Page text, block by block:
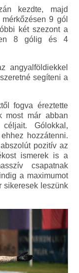
kezdte, majd
9 gól
két szezont a
8 gólig és 4
angyalföldiekkel
segíteni a
fogva éreztette
most már abban
Gólokkal,
hozzátenni.
pozitív az
ismerek is a
csapatnak
a maximumot
sikeresek leszünk